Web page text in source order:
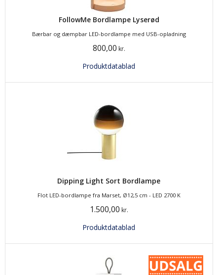
FollowMe Bordlampe Lyserød
Bærbar og dæmpbar LED-bordlampe med USB-opladning
800,00 kr.
Produktdatablad
Dipping Light Sort Bordlampe
Flot LED-bordlampe fra Marset, Ø12,5 cm - LED 2700 K
1.500,00 kr.
Produktdatablad